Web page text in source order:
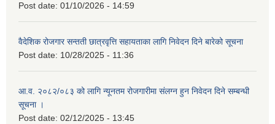
Post date: 01/10/2026 - 14:59
वैदेशिक रोजगार सन्तती छात्रवृत्ति सहायताका लागि निवेदन दिने बारेको सूचना
Post date: 10/28/2025 - 11:36
आ.व. २०८२/०८३ को लागि न्यूनतम रोजगारीमा संलग्न हुन निवेदन दिने सम्बन्धी
सूचना ।
Post date: 02/12/2025 - 13:45